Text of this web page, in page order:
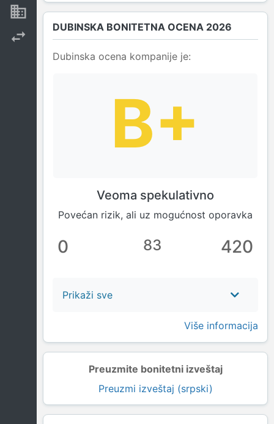
Nekretnine i imovina
Preuzmite bonitetni izveštaj
Preuzmi izveštaj (srpski)
DUBINSKA BONITETNA OCENA 2026
Dubinska ocena kompanije je:
B+
Veoma spekulativno
Povećan rizik, ali uz mogućnost oporavka
0 83 420
Prikaži sve
Više informacija